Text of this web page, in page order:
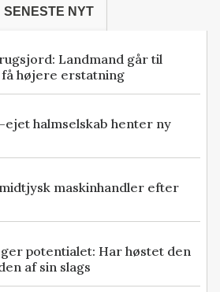
SENESTE NYT
Landmand går til
højere erstatning
ejet halmselskab henter ny
maskinhandler efter
potentialet: Har høstet den
af sin slags